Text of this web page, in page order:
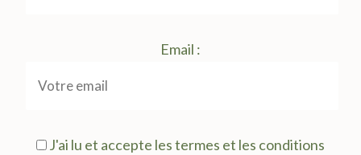
Email :
J'ai lu et accepte les termes et les conditions